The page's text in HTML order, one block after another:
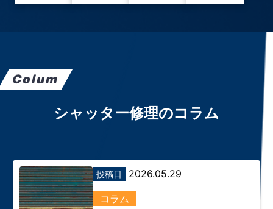
Colum
シャッター修理のコラム
投稿日 2026.05.29
コラム